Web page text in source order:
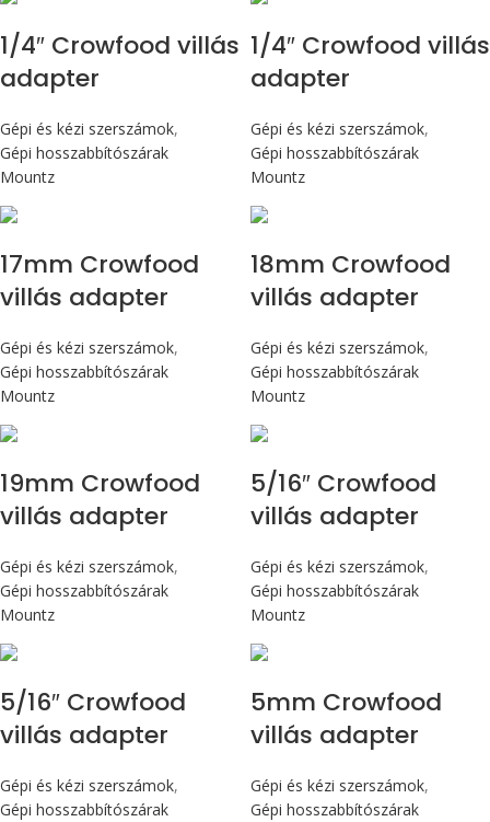
1/4″ Crowfood villás
adapter
Gépi és kézi szerszámok,
Gépi hosszabbítószárak
Mountz
1/4″ Crowfood villás
adapter
Gépi és kézi szerszámok,
Gépi hosszabbítószárak
Mountz
17mm Crowfood
villás adapter
Gépi és kézi szerszámok,
Gépi hosszabbítószárak
Mountz
18mm Crowfood
villás adapter
Gépi és kézi szerszámok,
Gépi hosszabbítószárak
Mountz
19mm Crowfood
villás adapter
Gépi és kézi szerszámok,
Gépi hosszabbítószárak
Mountz
5/16″ Crowfood
villás adapter
Gépi és kézi szerszámok,
Gépi hosszabbítószárak
Mountz
5/16″ Crowfood
villás adapter
Gépi és kézi szerszámok,
Gépi hosszabbítószárak
5mm Crowfood
villás adapter
Gépi és kézi szerszámok,
Gépi hosszabbítószárak